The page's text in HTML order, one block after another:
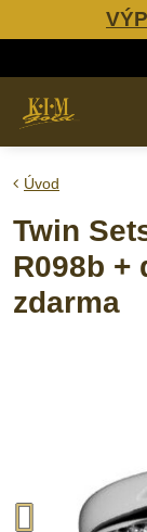
Úvod
Twin
R098b +
zdarma